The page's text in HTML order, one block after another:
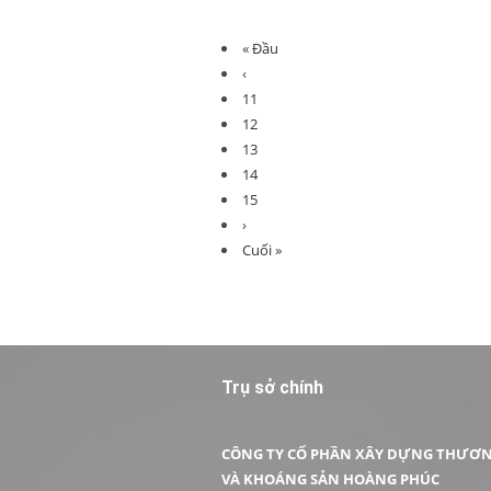
« Đầu
‹
11
12
13
14
15
›
Cuối »
Trụ sở chính
CÔNG TY CỔ PHẦN XÂY DỰNG
VÀ KHOÁNG SẢN HOÀNG PHÚC